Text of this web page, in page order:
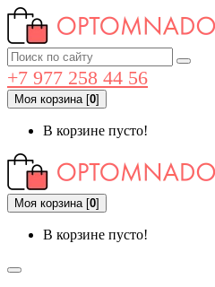
+7 977 258 44 56
Моя корзина[0]
В корзине пусто!
Моя корзина[0]
В корзине пусто!